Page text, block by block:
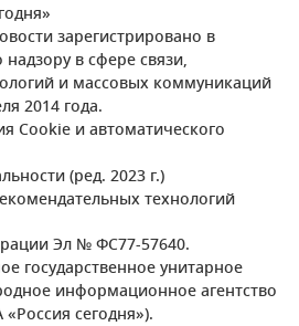
зарегистрировано в
в сфере связи,
и массовых коммуникаций
2014 года.
Cookie и автоматического
(ред. 2023 г.)
технологий
Эл № ФС77-57640.
государственное унитарное
информационное агентство
сегодня»).